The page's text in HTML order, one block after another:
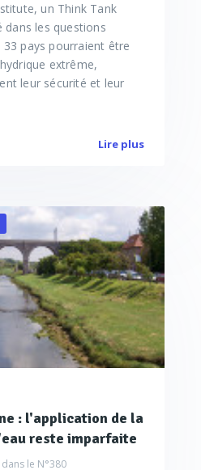
un Think Tank
dans les questions
pays pourraient être
extrême,
leur sécurité et leur
Lire plus
: l'application de la
reste imparfaite
le N°380